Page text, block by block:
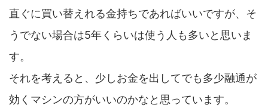
直ぐに買い替えれる金持ちであればいいですが、そ
うでない場合は5年くらいは使う人も多いと思いま
す。
それを考えると、少しお金を出してでも多少融通が
効くマシンの方がいいのかなと思っています。